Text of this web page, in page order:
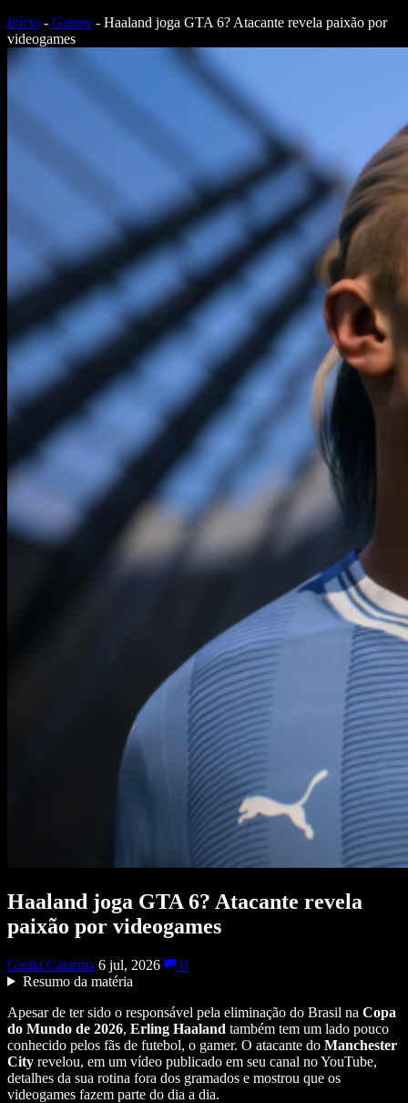
Início - Games - Haaland joga GTA 6? Atacante revela paixão por
videogames
Haaland joga GTA 6? Atacante revela
paixão por videogames
Giulia Catarina 6 jul, 2026
0
Resumo da matéria
Apesar de ter sido o responsável pela eliminação do Brasil na Copa
do Mundo de 2026, Erling Haaland também tem um lado pouco
conhecido pelos fãs de futebol, o gamer. O atacante do Manchester
City revelou, em um vídeo publicado em seu canal no YouTube,
detalhes da sua rotina fora dos gramados e mostrou que os
videogames fazem parte do dia a dia.